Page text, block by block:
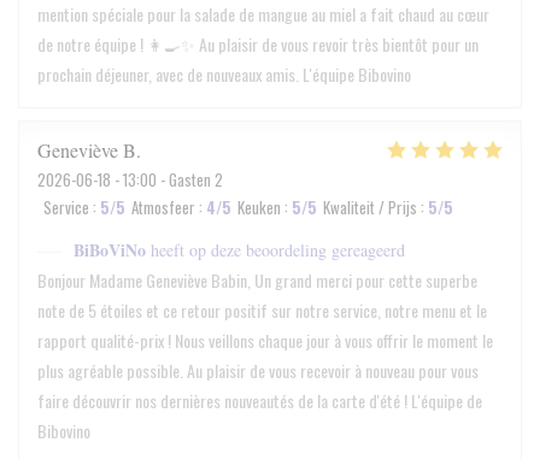
mention spéciale pour la salade de mangue au miel a fait chaud au cœur
de notre équipe ! 👩‍🍳✨ Au plaisir de vous revoir très bientôt pour un
prochain déjeuner, avec de nouveaux amis. L'équipe Bibovino
GenevièveB
2026-06-18 - 13:00 - Gasten 2
Service : 5/5 Atmosfeer : 4/5 Keuken : 5/5 Kwaliteit / Prijs : 5/5
BiBoViNo heeft op deze beoordeling gereageerd
Bonjour Madame Geneviève Babin, Un grand merci pour cette superbe
note de 5 étoiles et ce retour positif sur notre service, notre menu et le
rapport qualité-prix ! Nous veillons chaque jour à vous offrir le moment le
plus agréable possible. Au plaisir de vous recevoir à nouveau pour vous
faire découvrir nos dernières nouveautés de la carte d'été ! L'équipe de
Bibovino